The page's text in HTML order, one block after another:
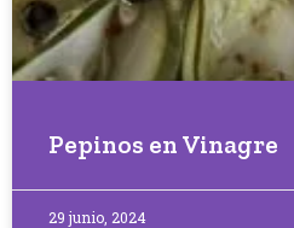
Pepinos en Vinagre
29 junio, 2024